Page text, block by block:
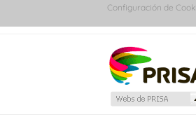
Configuración de